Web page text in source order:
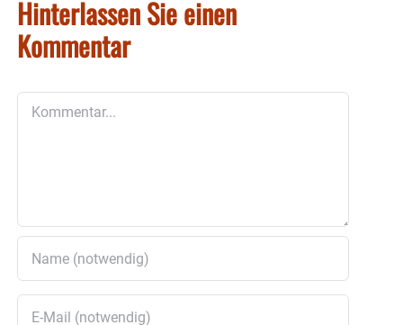
Hinterlassen Sie einen
Kommentar